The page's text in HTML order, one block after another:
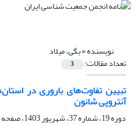
نویسنده =بگی، میلاد
تعداد مقالات: 3
تبیین تفاوت‌های باروری در
آنتروپی شانون
دوره 19، شماره 37، شهریور 1403، صفحه